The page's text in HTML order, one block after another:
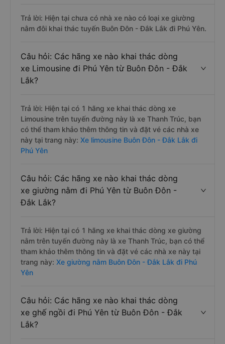
Trả lời: Hiện tại chưa có nhà xe nào có loại xe giường
nằm đôi khai thác tuyến Buôn Đôn - Đắk Lắk đi Phú Yên.
Câu hỏi: Các hãng xe nào khai thác dòng
xe Limousine đi Phú Yên từ Buôn Đôn - Đắk
Lắk?
Trả lời: Hiện tại có 1 hãng xe khai thác dòng xe
Limousine trên tuyến đường này là xe Thanh Trúc, bạn
có thể tham khảo thêm thông tin và đặt vé các nhà xe
này tại trang này: Xe limousine Buôn Đôn - Đắk Lắk đi
Phú Yên
Câu hỏi: Các hãng xe nào khai thác dòng
xe giường nằm đi Phú Yên từ Buôn Đôn -
Đắk Lắk?
Trả lời: Hiện tại có 1 hãng xe khai thác dòng xe giường
nằm trên tuyến đường này là xe Thanh Trúc, bạn có thể
tham khảo thêm thông tin và đặt vé các nhà xe này tại
trang này: Xe giường nằm Buôn Đôn - Đắk Lắk đi Phú
Yên
Câu hỏi: Các hãng xe nào khai thác dòng
xe ghế ngồi đi Phú Yên từ Buôn Đôn - Đắk
Lắk?